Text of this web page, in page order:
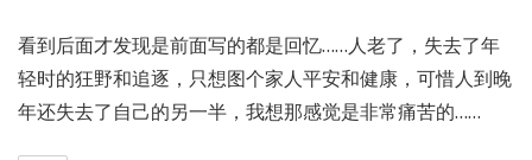
看到后面才发现是前面写的都是回忆……人老了，失去了年
轻时的狂野和追逐，只想图个家人平安和健康，可惜人到晚
年还失去了自己的另一半，我想那感觉是非常痛苦的……